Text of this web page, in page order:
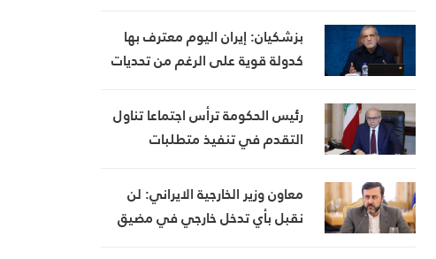
ويتلف 16 خيمة مزروعة بالماريجوانا
بزشكيان: إيران اليوم معترف بها
كدولة قوية على الرغم من تحديات
رئيس الحكومة ترأس اجتماعا تناول
التقدم في تنفيذ متطلبات
من القائمة الرمادية
معاون وزير الخارجية الايراني: لن
نقبل بأي تدخل خارجي في مضيق